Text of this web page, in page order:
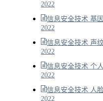
2022
信息安全技术 基
2022
信息安全技术 声
2022
信息安全技术 个
2022
信息安全技术 人
2022